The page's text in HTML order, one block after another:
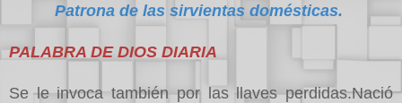
Patrona de las sirvientas domésticas.
PALABRA DE DIOS DIARIA
Se le invoca también por las llaves perdidas.Nació